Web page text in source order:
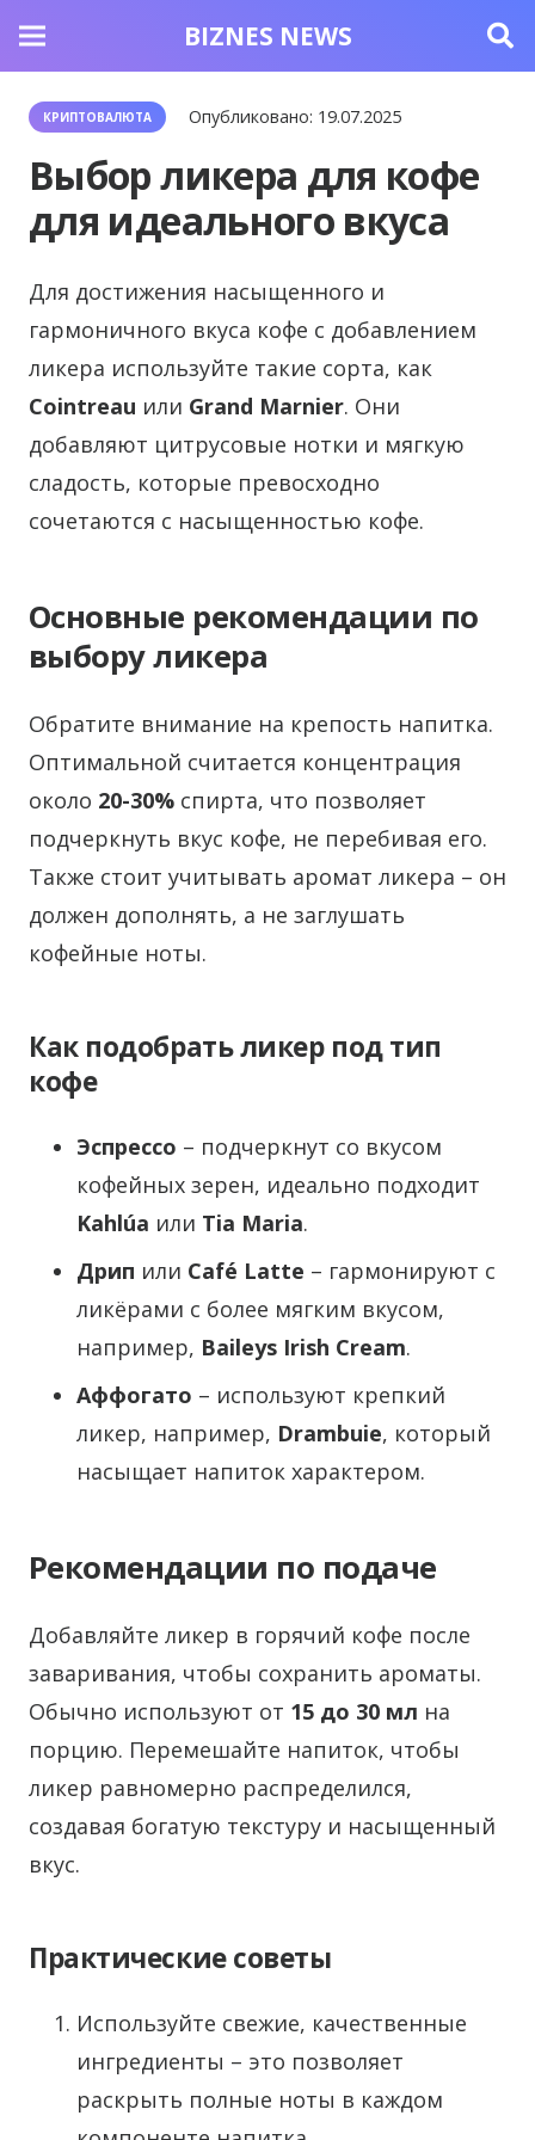
BIZNES NEWS
КРИПТОВАЛЮТА Опубликовано: 19.07.2025
Выбор ликера для кофе
для идеального вкуса
Для достижения насыщенного и
гармоничного вкуса кофе с добавлением
ликера используйте такие сорта, как
Cointreau или Grand Marnier. Они
добавляют цитрусовые нотки и мягкую
сладость, которые превосходно
сочетаются с насыщенностью кофе.
Основные рекомендации по
выбору ликера
Обратите внимание на крепость напитка.
Оптимальной считается концентрация
около 20-30% спирта, что позволяет
подчеркнуть вкус кофе, не перебивая его.
Также стоит учитывать аромат ликера – он
должен дополнять, а не заглушать
кофейные ноты.
Как подобрать ликер под тип
кофе
Эспрессо – подчеркнут со вкусом
кофейных зерен, идеально подходит
Kahlúa или Tia Maria.
Дрип или Café Latte – гармонируют с
ликёрами с более мягким вкусом,
например, Baileys Irish Cream.
Аффогато – используют крепкий
ликер, например, Drambuie, который
насыщает напиток характером.
Рекомендации по подаче
Добавляйте ликер в горячий кофе после
заваривания, чтобы сохранить ароматы.
Обычно используют от 15 до 30 мл на
порцию. Перемешайте напиток, чтобы
ликер равномерно распределился,
создавая богатую текстуру и насыщенный
вкус.
Практические советы
Используйте свежие, качественные
ингредиенты – это позволяет
раскрыть полные ноты в каждом